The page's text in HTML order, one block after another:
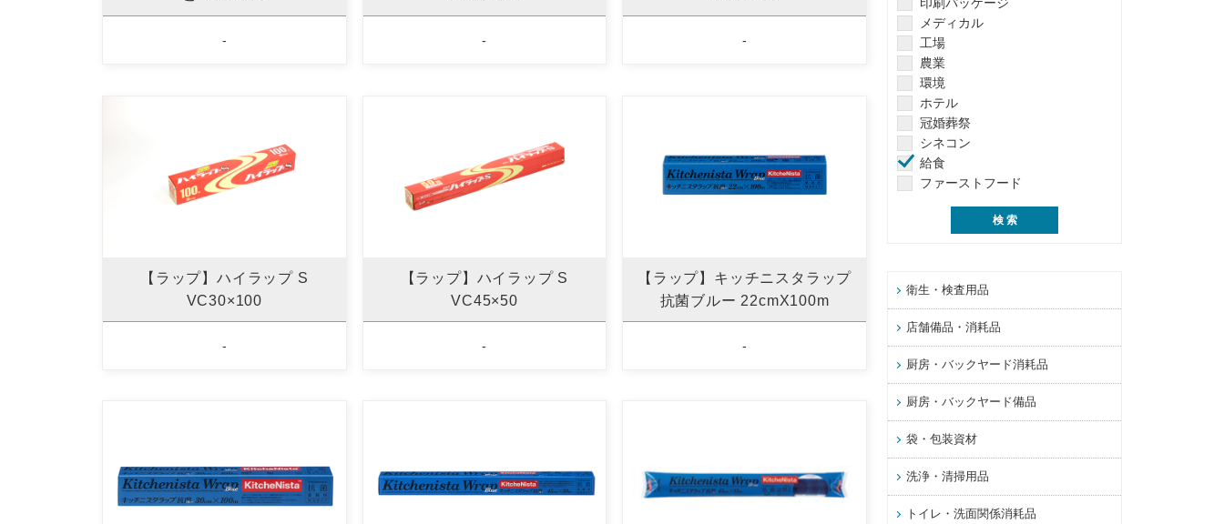
- - -
【ラップ】ハイラップ S
VC30×100
-
【ラップ】ハイラップ S
VC45×50
-
【ラップ】キッチニスタラップ
抗菌ブルー 22cmX100m
-
メディカル
工場
農業
環境
ホテル
冠婚葬祭
シネコン
給食
ファーストフード
衛生・検査用品
店舗備品・消耗品
厨房・バックヤード消耗品
厨房・バックヤード備品
袋・包装資材
洗浄・清掃用品
トイレ・洗面関係消耗品